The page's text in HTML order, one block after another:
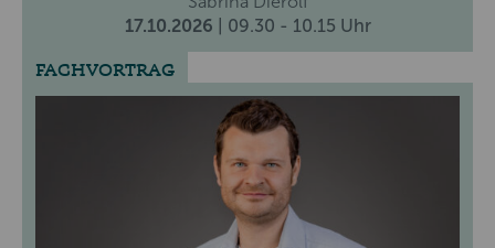
17.10.2026
| 09.30 - 10.15 Uhr
FACHVORTRAG